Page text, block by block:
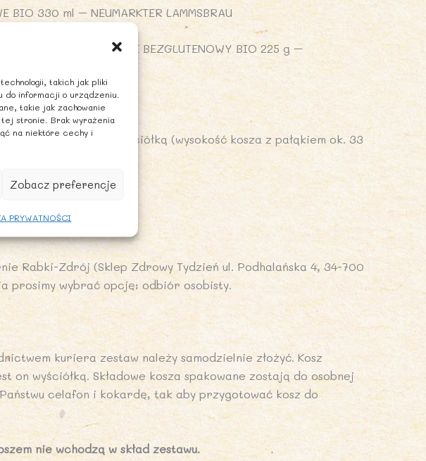
takich jak pliki
do informacji o urządzeniu.
takie jak zachowanie
stronie. Brak wyrażenia
na niektóre cechy i
Zobacz preferencje
PRYWATNOŚCI
BIO 330 ml – NEUMARKTER LAMMSBRAU
REGINETTE BEZGLUTENOWY BIO 225 g –
BIO 45 g – BIOPONT
drewnianą wyściółką (wysokość kosza z pałąkiem ok. 33
Rabki-Zdrój (Sklep Zdrowy Tydzień ul. Podhalańska 4, 34-700
prosimy wybrać opcję: odbiór osobisty.
kuriera zestaw należy samodzielnie złożyć. Kosz
on wyściółką. Składowe kosza spakowane zostają do osobnej
celafon i kokardę, tak aby przygotować kosz do
nie wchodzą w skład zestawu.